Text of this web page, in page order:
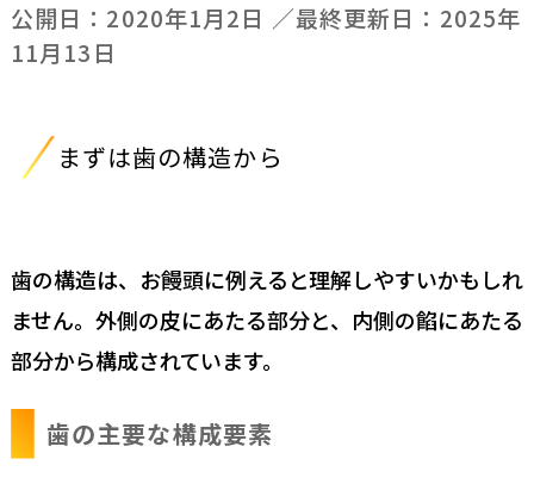
公開日： 2020年1月2日 ／最終更新日： 2025年
11月13日
まずは歯の構造から
歯の構造は、お饅頭に例えると理解しやすいかもしれ
ません。外側の皮にあたる部分と、内側の餡にあたる
部分から構成されています。
歯の主要な構成要素